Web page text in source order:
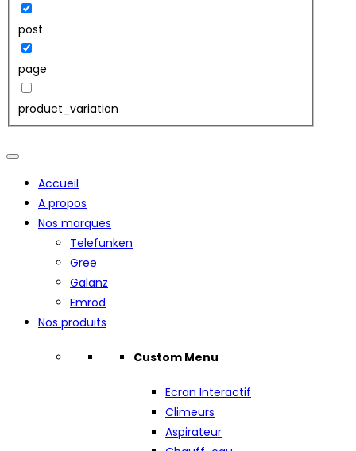
post
page
product_variation
Accueil
A propos
Nos marques
Telefunken
Gree
Galanz
Emrod
Nos produits
Custom Menu
Ecran Interactif
Climeurs
Aspirateur